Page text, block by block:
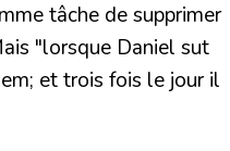
tâche de supprimer
"lorsque Daniel sut
et trois fois le jour il